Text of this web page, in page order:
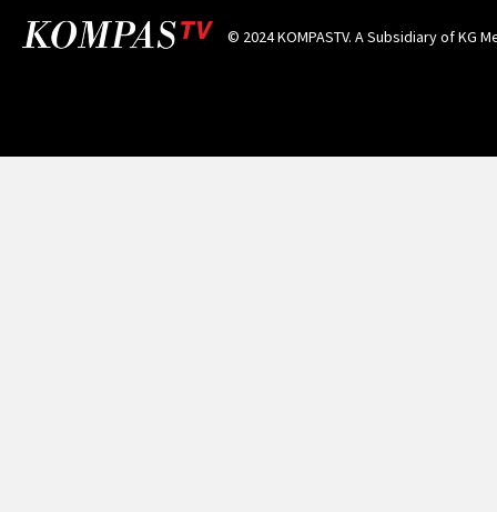
© 2024 KOMPASTV. A Subsidiary ofKG